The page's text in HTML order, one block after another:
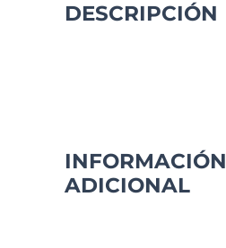
DESCRIPCIÓN
INFORMACIÓN
ADICIONAL